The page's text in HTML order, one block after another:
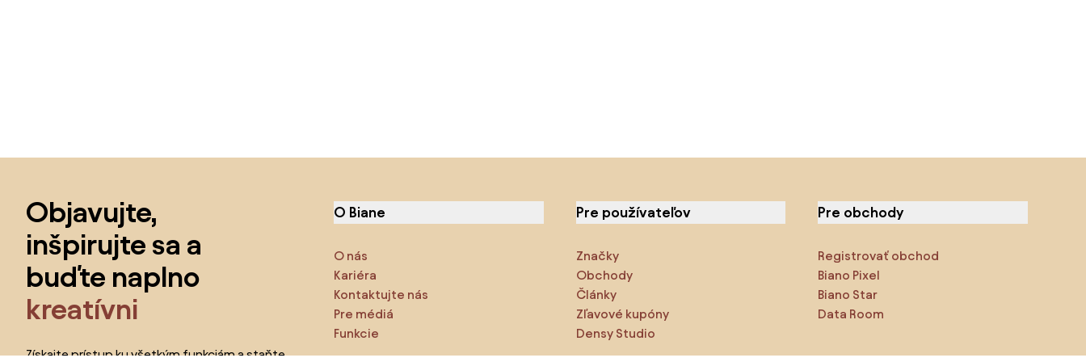
Objavujte,
inšpirujte sa a
buďte naplno
kreatívni
Získajte prístup ku všetkým funkciám a staňte
O Biane
O nás
Kariéra
Kontaktujte nás
Pre médiá
Funkcie
Pre používateľov
Značky
Obchody
Články
Zľavové kupóny
Densy Studio
Pre obchody
Registrovať obchod
Biano Pixel
Biano Star
Data Room